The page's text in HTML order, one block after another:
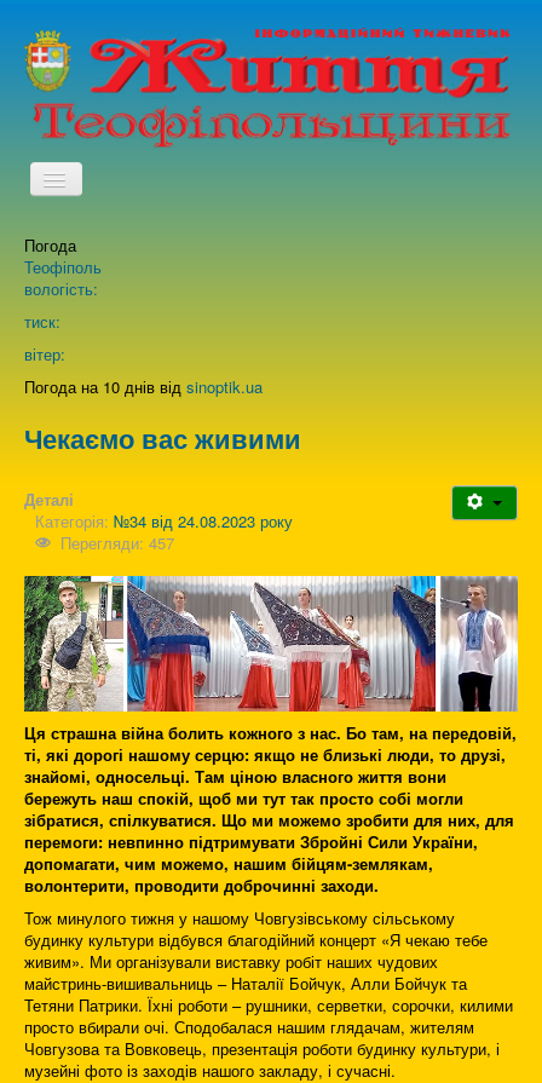
TPL_PROTOSTAR_TOGGLE_MENU
Про нас
Зворотній зв'язок
Погода
Теофіполь
вологість:
тиск:
вітер:
Погода на 10 днів від sinoptik.ua
Чекаємо вас живими
Деталі
Категорія: №34 від 24.08.2023 року
Перегляди: 457
Ця страшна війна болить кожного з нас. Бо там, на передовій,
ті, які дорогі нашому серцю: якщо не близькі люди, то друзі,
знайомі, односельці. Там ціною власного життя вони
бережуть наш спокій, щоб ми тут так просто собі могли
зібратися, спілкуватися. Що ми можемо зробити для них, для
перемоги: невпинно підтримувати Збройні Сили України,
допомагати, чим можемо, нашим бійцям-землякам,
волонтерити, проводити доброчинні заходи.
Тож минулого тижня у нашому Човгузівському сільському
будинку культури відбувся благодійний концерт «Я чекаю тебе
живим». Ми організували виставку робіт наших чудових
майстринь-вишивальниць – Наталії Бойчук, Алли Бойчук та
Тетяни Патрики. Їхні роботи – рушники, серветки, сорочки, килими
просто вбирали очі. Сподобалася нашим глядачам, жителям
Човгузова та Вовковець, презентація роботи будинку культури, і
музейні фото із заходів нашого закладу, і сучасні.